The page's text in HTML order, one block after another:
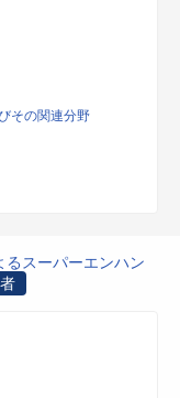
その関連分野
スーパーエンハン